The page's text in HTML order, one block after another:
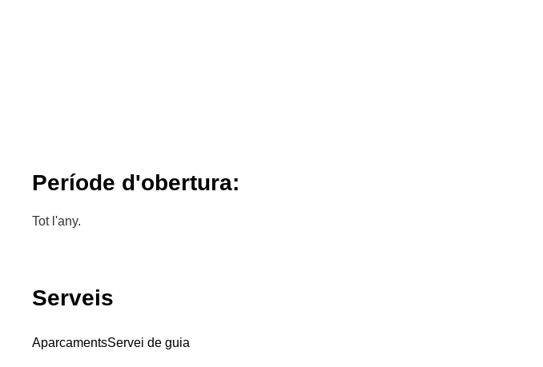
Període d'obertura:
Tot l'any.
Serveis
AparcamentsServei de guia